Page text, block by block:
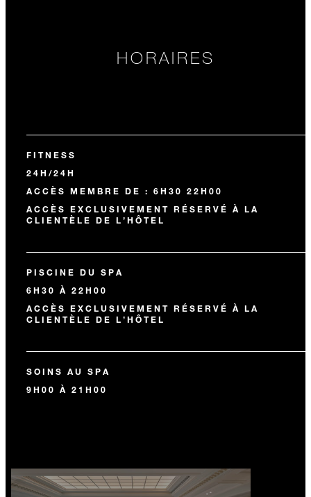
HORAIRES
FITNESS
24H/24H
ACCÈS MEMBRE DE : 6H30 22H00
ACCÈS EXCLUSIVEMENT RÉSERVÉ À LA
CLIENTÈLE DE L’HÔTEL
PISCINE DU SPA
6H30 À 22H00
ACCÈS EXCLUSIVEMENT RÉSERVÉ À LA
CLIENTÈLE DE L’HÔTEL
SOINS AU SPA
9H00 À 21H00